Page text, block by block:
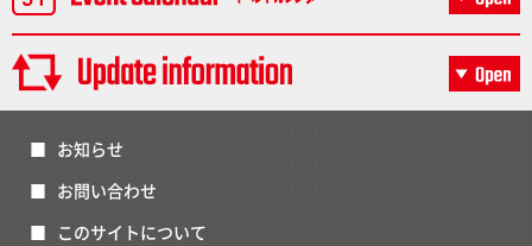
お知らせ
お問い合わせ
このサイトについて